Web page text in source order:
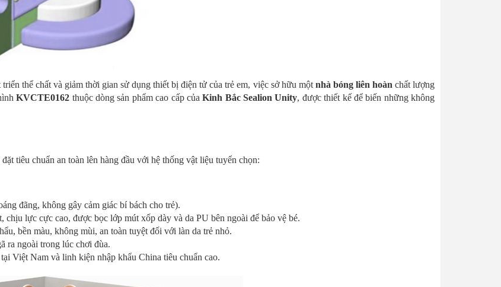
thể chất và giảm thời gian sử dụng thiết bị điện tử của trẻ em, việc sở hữu một nhà bóng liên hoàn chất lượng
KVCTE0162 thuộc dòng sản phẩm cao cấp củaKinh Bắc Sealion Unity, được thiết kế để biến những không
tiêu chuẩn an toàn lên hàng đầu với hệ thống vật liệu tuyển chọn:
đãng, không gây cảm giác bí bách cho trẻ).
chịu lực cực cao, được bọc lớp mút xốp dày và da PU bên ngoài để bảo vệ bé.
bền màu, không mùi, an toàn tuyệt đối với làn da trẻ nhỏ.
ra ngoài trong lúc chơi đùa.
Việt Nam và linh kiện nhập khẩu China tiêu chuẩn cao.